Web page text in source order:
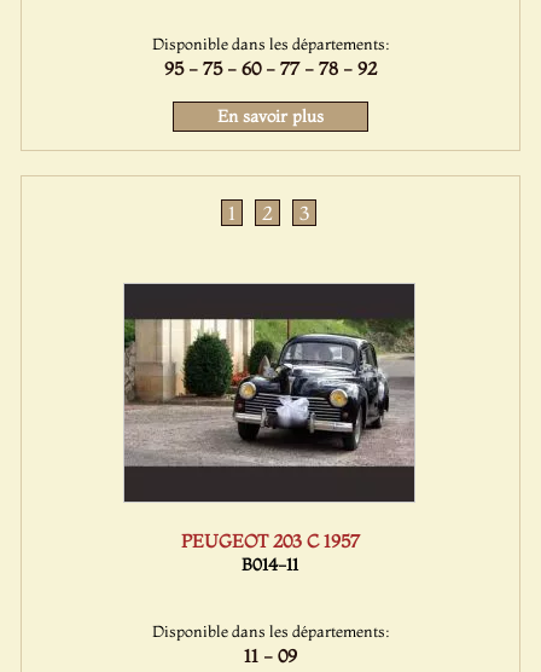
Disponible dans les départements:
95 - 75 - 60 - 77 - 78 - 92
En savoir plus
1 2 3
PEUGEOT 203 C 1957
B014-11
Disponible dans les départements:
11 - 09